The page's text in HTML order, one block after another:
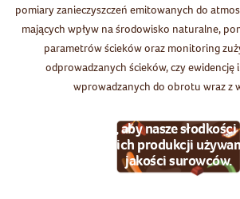
pomiary zanieczyszczeń emitowanych do
mających wpływ na środowisko naturalne,
parametrów ścieków oraz monitoring
odprowadzanych ścieków, czy ewidencję
wprowadzanych do obrotu wraz z
Dbamy o to, aby nasze słodkości
skład, a do ich produkcji
jakości surowców.